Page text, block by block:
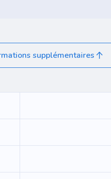
supplémentaires